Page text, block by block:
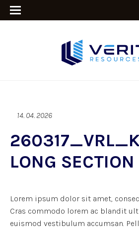
14. 04. 2026
LONG SECTION
Lorem ipsum dolor sit amet,
Cras commodo lorem ac blandit
euismod vestibulum accumsan.